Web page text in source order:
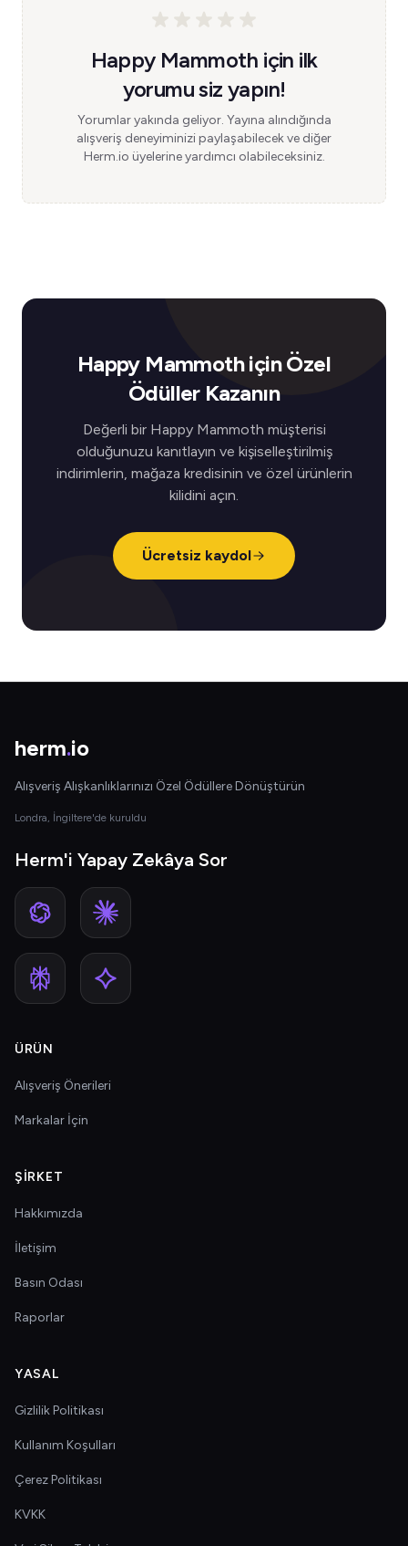
Happy Mammoth için ilk
yorumu siz yapın!
Yorumlar yakında geliyor. Yayına alındığında
alışveriş deneyiminizi paylaşabilecek ve diğer
Herm.io üyelerine yardımcı olabileceksiniz.
Happy Mammoth için Özel
Ödüller Kazanın
Değerli bir Happy Mammoth müşterisi
olduğunuzu kanıtlayın ve kişiselleştirilmiş
indirimlerin, mağaza kredisinin ve özel ürünlerin
kilidini açın.
Ücretsiz kaydol
herm.io
Alışveriş Alışkanlıklarınızı Özel Ödüllere Dönüştürün
Londra, İngiltere'de kuruldu
Herm'i Yapay Zekâya Sor
ÜRÜN
Alışveriş Önerileri
Markalar İçin
ŞIRKET
Hakkımızda
İletişim
Basın Odası
Raporlar
YASAL
Gizlilik Politikası
Kullanım Koşulları
Çerez Politikası
KVKK